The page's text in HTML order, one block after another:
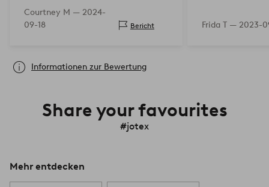
these are much nicer. Would buy
again!
Courtney M — 2024-
09-18
Bericht Frida T — 2023-
Informationen zur Bewertung
Share your favourites
#jotex
Mehr entdecken